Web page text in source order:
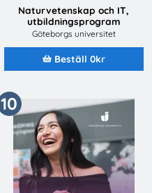
Naturvetenskap och IT,
utbildningsprogram
2026/2027
Göteborgs universitet
Beställ 0kr
10